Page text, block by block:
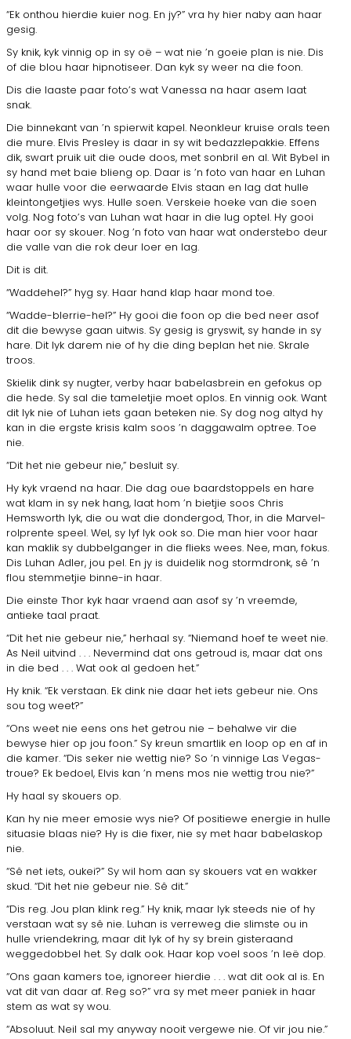
“Ek onthou hierdie kuier nog. En jy?” vra hy hier naby aan haar
gesig.
Sy knik, kyk vinnig op in sy oë – wat nie ’n goeie plan is nie. Dis
of die blou haar hipnotiseer. Dan kyk sy weer na die foon.
Dis die laaste paar foto’s wat Vanessa na haar asem laat
snak.
Die binnekant van ’n spierwit kapel. Neonkleur kruise orals teen
die mure. Elvis Presley is daar in sy wit bedazzlepakkie. Effens
dik, swart pruik uit die oude doos, met sonbril en al. Wit Bybel in
sy hand met baie blieng op. Daar is ’n foto van haar en Luhan
waar hulle voor die eerwaarde Elvis staan en lag dat hulle
kleintongetjies wys. Hulle soen. Verskeie hoeke van die soen
volg. Nog foto’s van Luhan wat haar in die lug optel. Hy gooi
haar oor sy skouer. Nog ’n foto van haar wat onderstebo deur
die valle van die rok deur loer en lag.
Dit is dit.
“Waddehel?” hyg sy. Haar hand klap haar mond toe.
“Wadde-blerrie-hel?” Hy gooi die foon op die bed neer asof
dit die bewyse gaan uitwis. Sy gesig is gryswit, sy hande in sy
hare. Dit lyk darem nie of hy die ding beplan het nie. Skrale
troos.
Skielik dink sy nugter, verby haar babelasbrein en gefokus op
die hede. Sy sal die tameletjie moet oplos. En vinnig ook. Want
dit lyk nie of Luhan iets gaan beteken nie. Sy dog nog altyd hy
kan in die ergste krisis kalm soos ’n daggawalm optree. Toe
nie.
“Dit het nie gebeur nie,” besluit sy.
Hy kyk vraend na haar. Die dag oue baardstoppels en hare
wat klam in sy nek hang, laat hom ’n bietjie soos Chris
Hemsworth lyk, die ou wat die dondergod, Thor, in die Marvel-
rolprente speel. Wel, sy lyf lyk ook so. Die man hier voor haar
kan maklik sy dubbelganger in die flieks wees. Nee, man, fokus.
Dis Luhan Adler, jou pel. En jy is duidelik nog stormdronk, sê ’n
flou stemmetjie binne-in haar.
Die einste Thor kyk haar vraend aan asof sy ’n vreemde,
antieke taal praat.
“Dit het nie gebeur nie,” herhaal sy. “Niemand hoef te weet nie.
As Neil uitvind . . . Nevermind dat ons getroud is, maar dat ons
in die bed . . . Wat ook al gedoen het.”
Hy knik. “Ek verstaan. Ek dink nie daar het iets gebeur nie. Ons
sou tog weet?”
“Ons weet nie eens ons het getrou nie – behalwe vir die
bewyse hier op jou foon.” Sy kreun smartlik en loop op en af in
die kamer. “Dis seker nie wettig nie? So ’n vinnige Las Vegas-
troue? Ek bedoel, Elvis kan ’n mens mos nie wettig trou nie?”
Hy haal sy skouers op.
Kan hy nie meer emosie wys nie? Of positiewe energie in hulle
situasie blaas nie? Hy is die fixer, nie sy met haar babelaskop
nie.
“Sê net iets, oukei?” Sy wil hom aan sy skouers vat en wakker
skud. “Dit het nie gebeur nie. Sê dit.”
“Dis reg. Jou plan klink reg.” Hy knik, maar lyk steeds nie of hy
verstaan wat sy sê nie. Luhan is verreweg die slimste ou in
hulle vriendekring, maar dit lyk of hy sy brein gisteraand
weggedobbel het. Sy dalk ook. Haar kop voel soos ’n leë dop.
“Ons gaan kamers toe, ignoreer hierdie . . . wat dit ook al is. En
vat dit van daar af. Reg so?” vra sy met meer paniek in haar
stem as wat sy wou.
“Absoluut. Neil sal my anyway nooit vergewe nie. Of vir jou nie.”